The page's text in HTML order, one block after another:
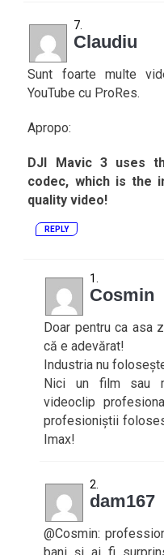
Claudiu
Sunt foarte multe
YouTube cu ProRes.
Apropo:
DJI Mavic 3 uses
codec, which is the
quality video!
REPLY
Cosmin
Doar pentru ca asa
că e adevărat!
Industria nu
Nici un film sau
videoclip
profesioniștii
Imax!
dam167
@Cosmin: